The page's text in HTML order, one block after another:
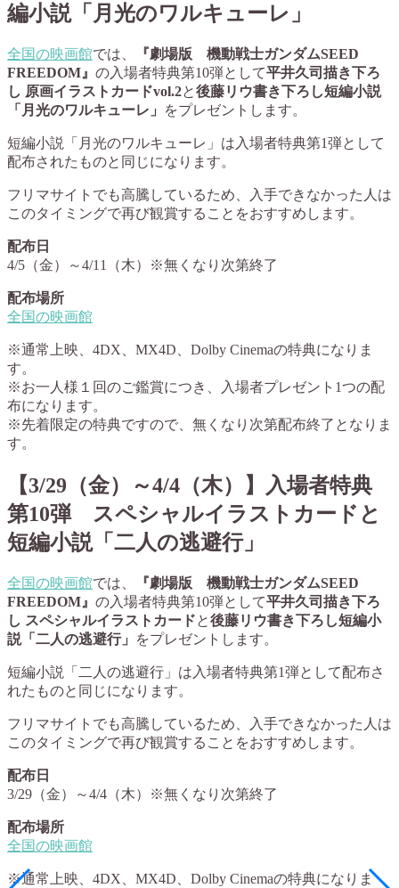
編小説「月光のワルキューレ」
全国の映画館では、
『劇場版 機動戦士ガンダムSEED
FREEDOM』 の入場者特典第10弾として平井久司描き下ろ
し 原画イラストカードvol.2と後藤リウ書き下ろし短編小説
「月光のワルキューレ」
をプレゼントします。
短編小説「月光のワルキューレ」は入場者特典第1弾として
配布されたものと同じになります。
フリマサイトでも高騰しているため、入手できなかった人は
このタイミングで再び観賞することをおすすめします。
配布日
4/5（金）～4/11（木）※無くなり次第終了
配布場所
全国の映画館
※通常上映、4DX、MX4D、Dolby Cinemaの特典になりま
す。
※お一人様１回のご鑑賞につき、入場者プレゼント1つの配
布になります。
※先着限定の特典ですので、無くなり次第配布終了となりま
す。
【3/29（金）～4/4（木）】入場者特典
第10弾 スペシャルイラストカードと
短編小説「二人の逃避行」
全国の映画館では、
『劇場版 機動戦士ガンダムSEED
FREEDOM』 の入場者特典第10弾として平井久司描き下ろ
し スペシャルイラストカードと後藤リウ書き下ろし短編小
説「二人の逃避行」
をプレゼントします。
短編小説「二人の逃避行」は入場者特典第1弾として配布さ
れたものと同じになります。
フリマサイトでも高騰しているため、入手できなかった人は
このタイミングで再び観賞することをおすすめします。
配布日
3/29（金）～4/4（木）※無くなり次第終了
配布場所
全国の映画館
※通常上映、4DX、MX4D、Dolby Cinemaの特典になりま